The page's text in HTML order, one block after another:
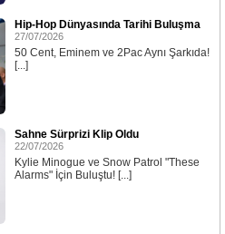
Hip-Hop Dünyasında Tarihi Buluşma
27/07/2026
50 Cent, Eminem ve 2Pac Aynı Şarkıda!
[...]
Sahne Sürprizi Klip Oldu
22/07/2026
Kylie Minogue ve Snow Patrol "These
Alarms" İçin Buluştu! [...]